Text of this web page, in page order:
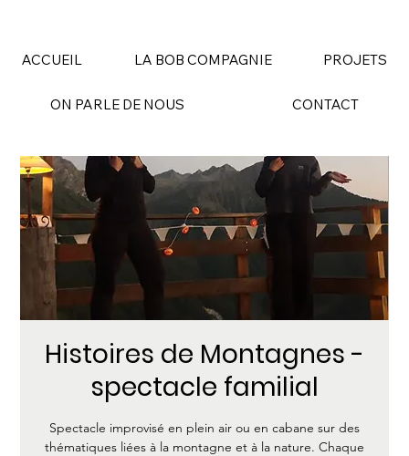
ACCUEIL LA BOB COMPAGNIE PROJETS
ON PARLE DE NOUS CONTACT
Histoires de Montagnes -
spectacle familial
Spectacle improvisé en plein air ou en cabane sur des
thématiques liées à la montagne et à la nature. Chaque